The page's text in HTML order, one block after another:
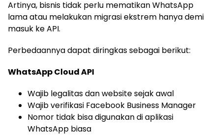
Artinya, bisnis tidak perlu mematikan WhatsApp
lama atau melakukan migrasi ekstrem hanya demi
masuk ke API.
Perbedaannya dapat diringkas sebagai berikut:
WhatsApp Cloud API
Wajib legalitas dan website sejak awal
Wajib verifikasi Facebook Business Manager
Nomor tidak bisa digunakan di aplikasi
WhatsApp biasa